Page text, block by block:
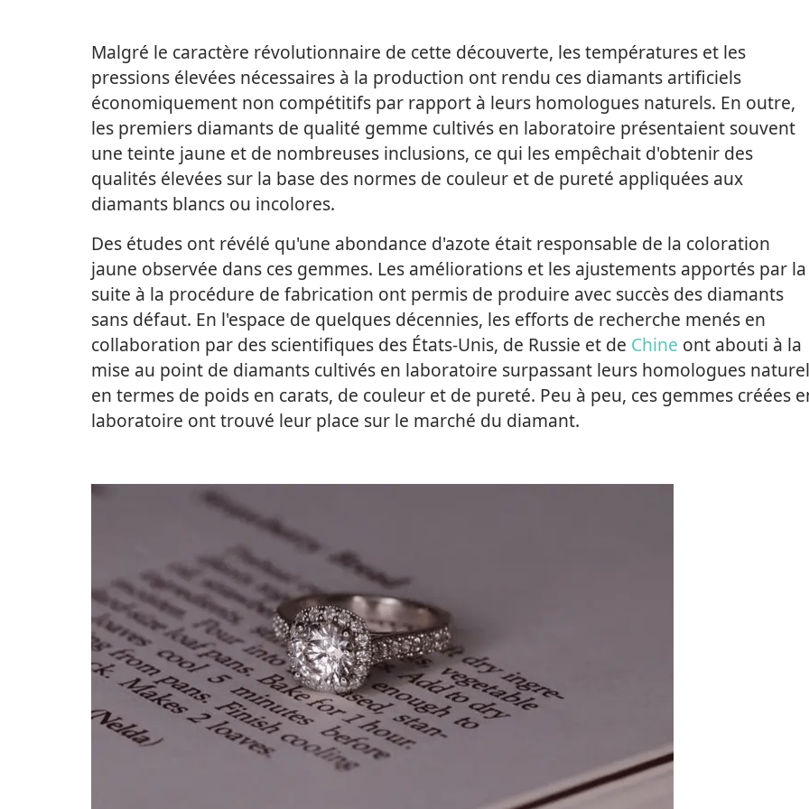
Malgré le caractère révolutionnaire de cette découverte, les températures et les
pressions élevées nécessaires à la production ont rendu ces diamants artificiels
économiquement non compétitifs par rapport à leurs homologues naturels. En outre,
les premiers diamants de qualité gemme cultivés en laboratoire présentaient souvent
une teinte jaune et de nombreuses inclusions, ce qui les empêchait d'obtenir des
qualités élevées sur la base des normes de couleur et de pureté appliquées aux
diamants blancs ou incolores.
Des études ont révélé qu'une abondance d'azote était responsable de la coloration
jaune observée dans ces gemmes. Les améliorations et les ajustements apportés par la
suite à la procédure de fabrication ont permis de produire avec succès des diamants
sans défaut. En l'espace de quelques décennies, les efforts de recherche menés en
collaboration par des scientifiques des États-Unis, de Russie et de Chine ont abouti à la
mise au point de diamants cultivés en laboratoire surpassant leurs homologues
en termes de poids en carats, de couleur et de pureté. Peu à peu, ces gemmes créées
laboratoire ont trouvé leur place sur le marché du diamant.